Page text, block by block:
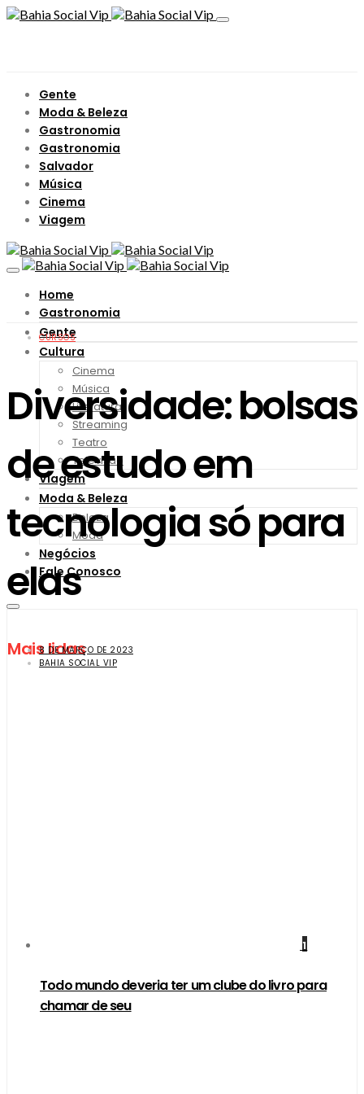
Gente
Moda & Beleza
Gastronomia
Gastronomia
Salvador
Música
Cinema
Viagem
Home
Gastronomia
Gente
Cultura
Cinema
Música
Literatura
Streaming
Teatro
Televisão
Viagem
Moda & Beleza
Beleza
Moda
Negócios
Fale Conosco
Mais lidas
1
Todo mundo deveria ter um clube do livro para
chamar de seu
CURSOS
Diversidade: bolsas
de estudo em
tecnologia só para
elas
8 DE MARÇO DE 2023
BAHIA SOCIAL VIP